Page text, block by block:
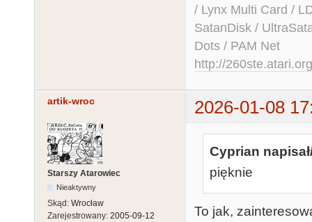
/ Lynx Multi Card /
SatanDisk /
Dots / PAM Net
http://260ste.atari.org
artik-wroc 2026-01-08
Starszy Atarowiec
Nieaktywny
Skąd: Wrocław
Zarejestrowany: 2005-09-12
Cyprian
pięknie
To jak,